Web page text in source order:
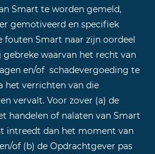
Smart te worden gemeld,
gemotiveerd en specifiek
fouten Smart naar zijn oordeel
waarvan het recht van
en/of schadevergoeding te
het verrichten van die
vervalt. Voor zover (a) de
handelen of nalaten van Smart
intreedt dan het moment van
of (b) de Opdrachtgever pas